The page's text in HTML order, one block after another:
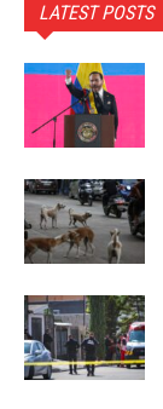
LATEST POSTS